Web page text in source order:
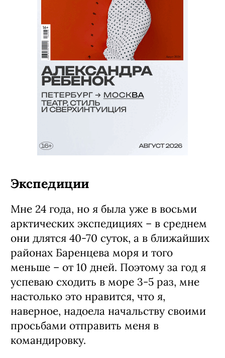
Экспедиции
Мне 24 года, но я была уже в восьми
арктических экспедициях – в среднем
они длятся 40-70 суток, а в ближайших
районах Баренцева моря и того
меньше – от 10 дней. Поэтому за год я
успеваю сходить в море 3-5 раз, мне
настолько это нравится, что я,
наверное, надоела начальству своими
просьбами отправить меня в
командировку.